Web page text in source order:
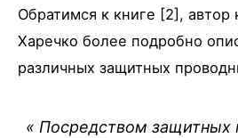
Обратимся к книге [2],
Харечко более подробно
различных защитных
« Посредством защитных